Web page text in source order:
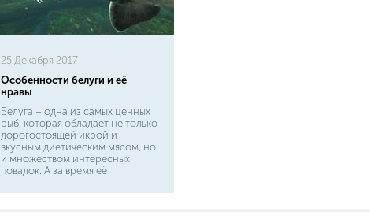
25 Декабря 2017
Особенности белуги и её
нравы
Белуга – одна из самых ценных
рыб, которая обладает не только
дорогостоящей икрой и
вкусным диетическим мясом, но
и множеством интересных
повадок. А за время её
исчисляется миллионами лет,